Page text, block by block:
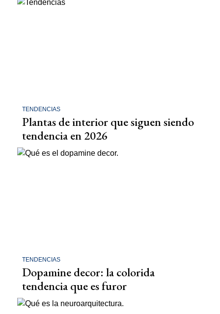
TENDENCIAS
Plantas de interior que siguen siendo
tendencia en 2026
TENDENCIAS
Dopamine decor: la colorida
tendencia que es furor